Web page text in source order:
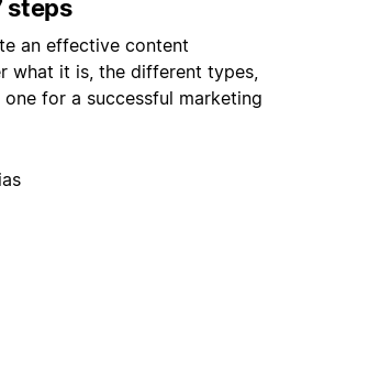
steps
an effective content
what it is, the different types,
for a successful marketing